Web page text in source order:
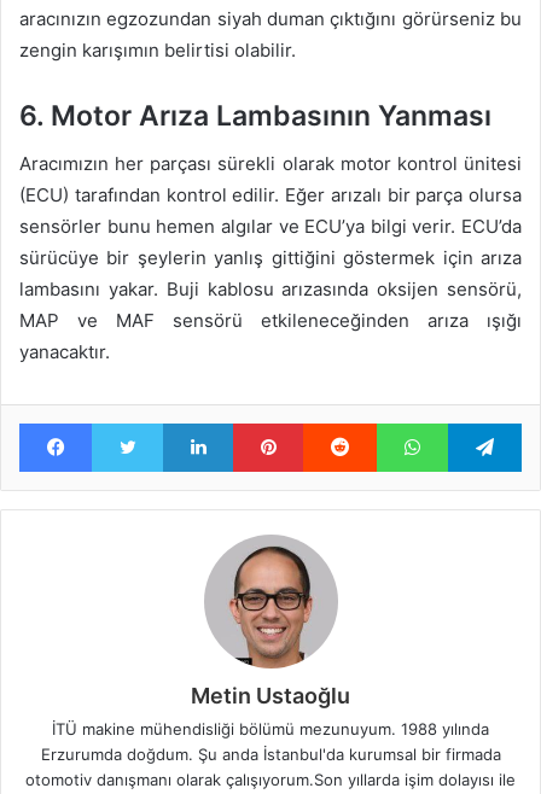
aracınızın egzozundan siyah duman çıktığını görürseniz bu
zengin karışımın belirtisi olabilir.
6. Motor Arıza Lambasının Yanması
Aracımızın her parçası sürekli olarak motor kontrol ünitesi
(ECU) tarafından kontrol edilir. Eğer arızalı bir parça olursa
sensörler bunu hemen algılar ve ECU’ya bilgi verir. ECU’da
sürücüye bir şeylerin yanlış gittiğini göstermek için arıza
lambasını yakar. Buji kablosu arızasında oksijen sensörü,
MAP ve MAF sensörü etkileneceğinden arıza ışığı
yanacaktır.
FacebookTwitter LinkedIn Pinterest Reddit WhatsApp
Metin Ustaoğlu
İTÜ makine mühendisliği bölümü mezunuyum. 1988 yılında
Erzurumda doğdum. Şu anda İstanbul'da kurumsal bir firmada
otomotiv danışmanı olarak çalışıyorum.Son yıllarda işim dolayısı ile